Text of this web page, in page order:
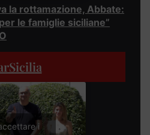
la rottamazione, Abbate:
le famiglie siciliane”
i